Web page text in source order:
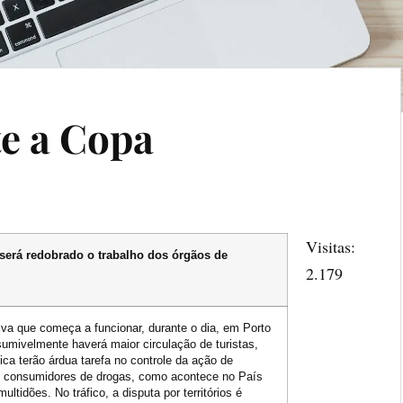
a Copa
redobrado o trabalho dos órgãos de
que começa a funcionar, durante o dia, em Porto
haverá maior circulação de turistas,
terão árdua tarefa no controle da ação de
de drogas, como acontece no País
No tráfico, a disputa por territórios é
Visitas:
2.179